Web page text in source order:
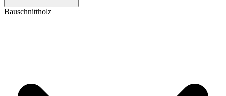
Bauschnittholz